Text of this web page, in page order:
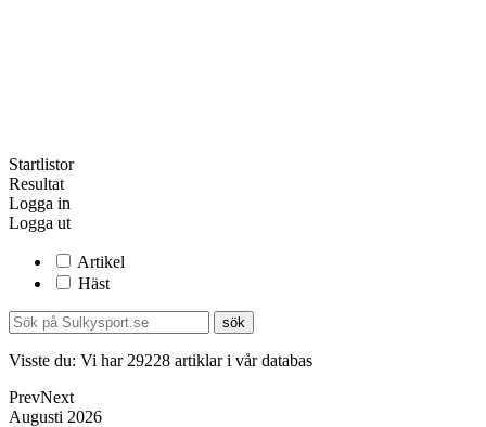
Startlistor
Resultat
Logga in
Logga ut
Artikel
Häst
Visste du: Vi har 29228 artiklar i vår databas
PrevNext
Augusti 2026